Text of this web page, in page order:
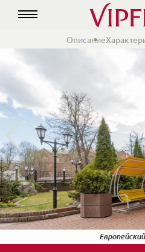
Описание
Фасад в
Закрытая